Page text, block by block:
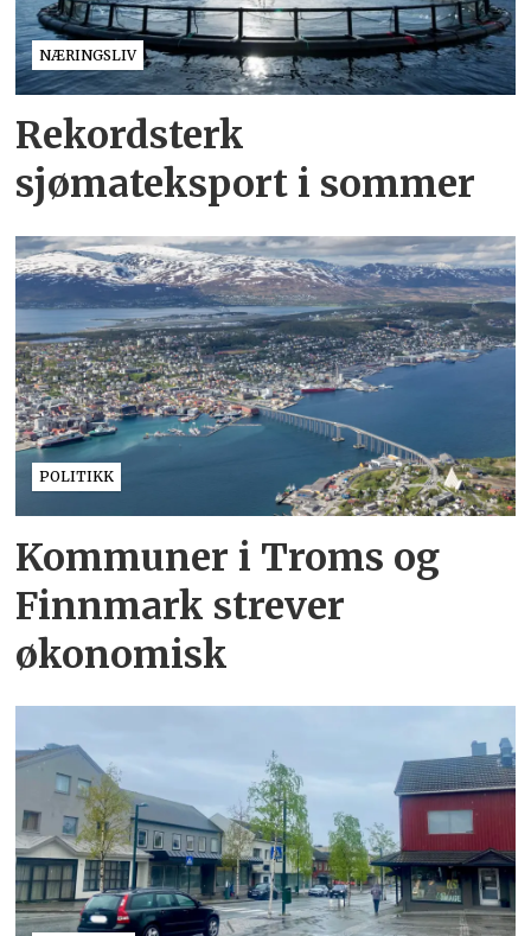
NÆRINGSLIV
Rekordsterk
sjømateksport i sommer
POLITIKK
Kommuner i Troms og
Finnmark strever
økonomisk